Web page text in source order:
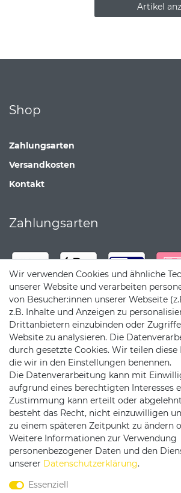
Artikel
Shop
Zahlungsarten
Versandkosten
Kontakt
Zahlungsarten
Versandpartner
Service & Kontakt
Wir verwenden Cookies und ähnliche
unserer Website und verarbeiten
von Besucher:innen unserer Webseite
z.B. Inhalte und Anzeigen zu
Drittanbietern einzubinden oder
Website zu analysieren. Die
durch gesetzte Cookies. Wir teilen
die wir in den Einstellungen benennen.
Die Datenverarbeitung kann mit
aufgrund eines berechtigten Interesses
Zustimmung kann erteilt oder
besteht das Recht, nicht einzuwilligen
zu einem späteren Zeitpunkt zu ändern
Weitere Informationen zur Verwendung
personenbezogener Daten und den
unserer Daten­schutz­erklärung.
Essenziell